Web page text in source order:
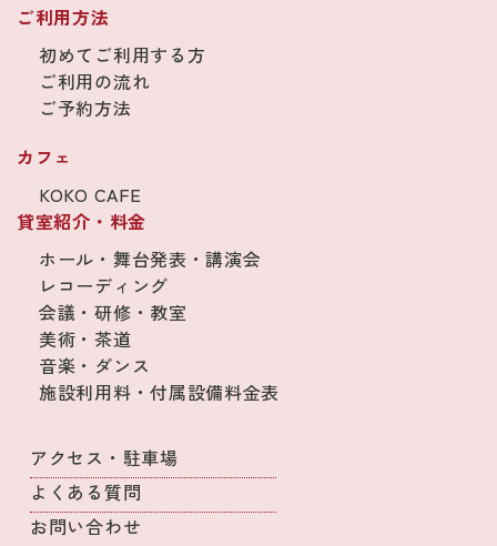
ご利用方法
初めてご利用する方
ご利用の流れ
ご予約方法
カフェ
KOKO CAFE
貸室紹介・料金
ホール・舞台発表・講演会
レコーディング
会議・研修・教室
美術・茶道
音楽・ダンス
施設利用料・付属設備料金表
アクセス・駐車場
よくある質問
お問い合わせ